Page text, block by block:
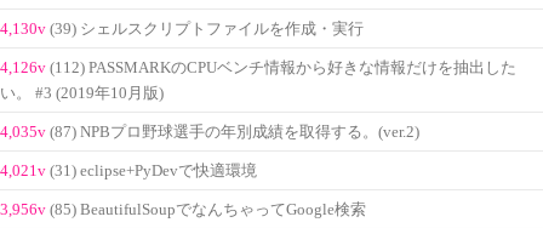
4,130v (39) シェルスクリプトファイルを作成・実行
4,126v (112) PASSMARKのCPUベンチ情報から好きな情報だけを抽出した
い。 #3 (2019年10月版)
4,035v (87) NPBプロ野球選手の年別成績を取得する。(ver.2)
4,021v (31) eclipse+PyDevで快適環境
3,956v (85) BeautifulSoupでなんちゃってGoogle検索